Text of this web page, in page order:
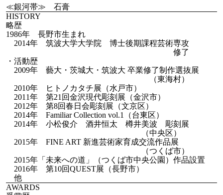
≪銀河帯≫ 石膏
HISTORY
略歴
1986年 長野市生まれ
2014年 筑波大学大学院 博士後期課程芸術専攻
修了
・活動歴
2009年 藝大・茨城大・筑波大 卒業修了制作選抜展
（東海村）
2010年 ヒトノカタチ展（水戸市）
2011年 第21回金沢現代彫刻展（金沢市）
2012年 第8回春日会彫刻展（文京区）
2014年 Familiar Collection vol.1（台東区）
2014年 小松俊介 酒井恒太 樽井美波 彫刻展
（中央区）
2015年 FINE ART 新進芸術家育成交流作品展
（つくば市）
2015年「未来への道」（つくば市中央公園）作品設置
2016年 第10回QUEST展（長野市）
他
AWARDS